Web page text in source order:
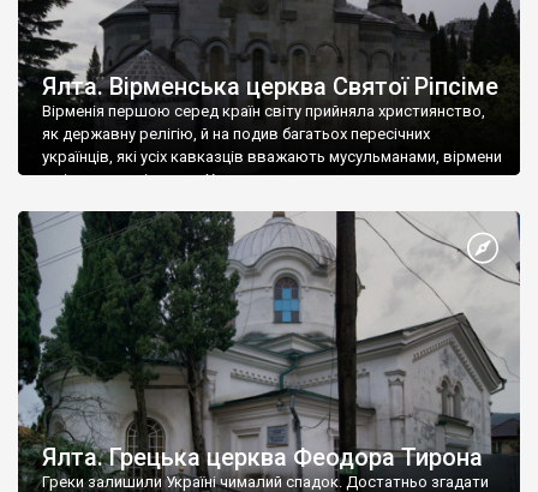
Ялта. Вірменська церква Святої Ріпсіме
Вірменія першою серед країн світу прийняла християнство,
як державну релігію, й на подив багатьох пересічних
українців, які усіх кавказців вважають мусульманами, вірмени
є відданими вірянами Христа
Ялта. Грецька церква Феодора Тирона
Греки залишили Україні чималий спадок. Достатньо згадати